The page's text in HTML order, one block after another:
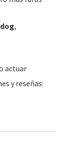
,
actuar
y reseñas: